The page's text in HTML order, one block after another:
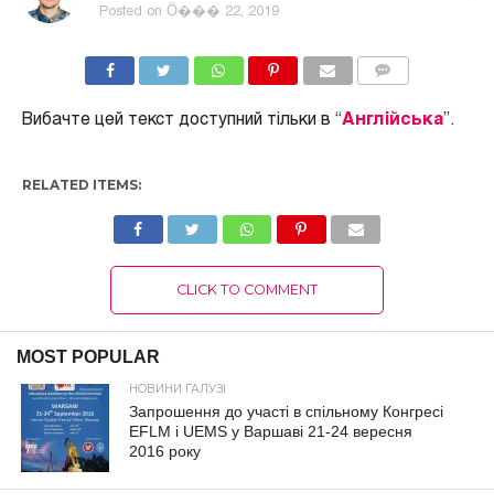
Posted on Ӧ��� 22, 2019
Вибачте цей текст доступний тільки в “Англійська”.
RELATED ITEMS:
CLICK TO COMMENT
MOST POPULAR
НОВИНИ ГАЛУЗІ
Запрошення до участі в спільному Конгресі
EFLM і UEMS у Варшаві 21-24 вересня
2016 року